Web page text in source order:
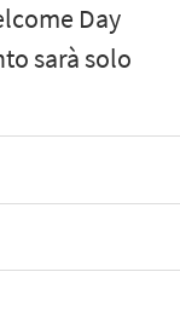
Day
sarà solo